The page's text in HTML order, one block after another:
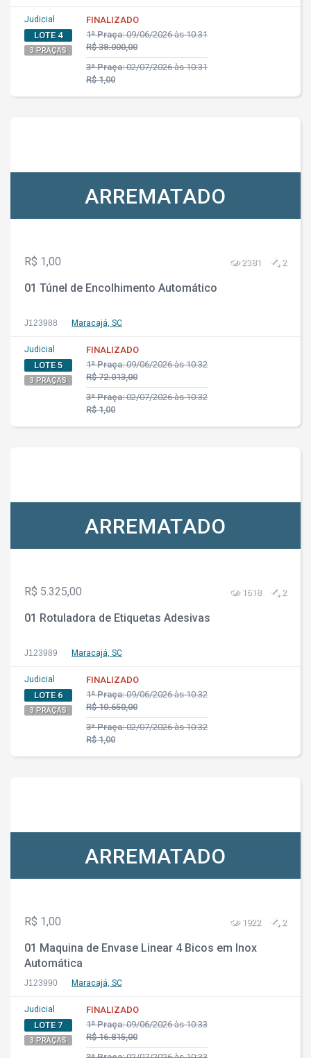
Judicial
LOTE 4
3 PRAÇAS
FINALIZADO
1ª Praça:09/06/2026 às 10:31
R$ 38.000,00
3ª Praça:02/07/2026 às 10:31
R$ 1,00
ARREMATADO
R$ 1,00 2381 2
01 Túnel de Encolhimento Automático
J123988 Maracajá, SC
Judicial
LOTE 5
3 PRAÇAS
FINALIZADO
1ª Praça:09/06/2026 às 10:32
R$ 72.013,00
3ª Praça:02/07/2026 às 10:32
R$ 1,00
ARREMATADO
R$ 5.325,00 1618 2
01 Rotuladora de Etiquetas Adesivas
J123989 Maracajá, SC
Judicial
LOTE 6
3 PRAÇAS
FINALIZADO
1ª Praça:09/06/2026 às 10:32
R$ 10.650,00
3ª Praça:02/07/2026 às 10:32
R$ 1,00
ARREMATADO
R$ 1,00 1922 2
01 Maquina de Envase Linear 4 Bicos em Inox
Automática
J123990 Maracajá, SC
Judicial
LOTE 7
3 PRAÇAS
FINALIZADO
1ª Praça:09/06/2026 às 10:33
R$ 16.815,00